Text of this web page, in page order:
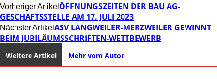
Vorheriger Artikel ÖFFNUNGSZEITEN DER BAU AG-
GESCHÄFTSSTELLE AM 17. JULI 2023
Nächster Artikel ASV LANGWEILER-MERZWEILER GEWINNT
BEIM JUBILÄUMSSCHRIFTEN-WETTBEWERB
Weitere Artikel Mehr vom Autor